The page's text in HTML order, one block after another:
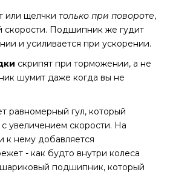
или щелчки только при повороте,
скорости. Подшипник же гудит
и усиливается при ускорении.
скрипят при торможении, а не
шумит даже когда вы не
равномерный гул, который
с увеличением скорости. На
к нему добавляется
- как будто внутри колеса
подшипник, который